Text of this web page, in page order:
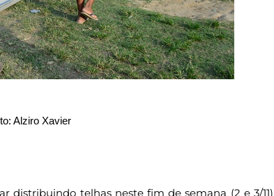
Alziro Xavier
distribuindo telhas neste fim de semana (2 e 3/11)